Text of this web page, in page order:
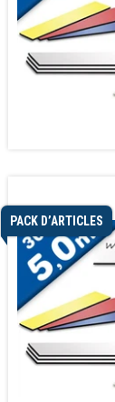
PACK D’ARTICLES